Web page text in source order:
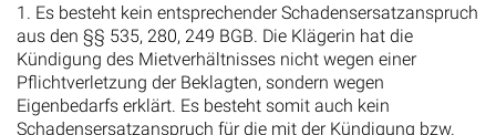
1. Es besteht kein entsprechender Schadensersatzanspruch
aus den §§ 535, 280, 249 BGB. Die Klägerin hat die
Kündigung des Mietverhältnisses nicht wegen einer
Pflichtverletzung der Beklagten, sondern wegen
Eigenbedarfs erklärt. Es besteht somit auch kein
Schadensersatzanspruch für die mit der Kündigung bzw.